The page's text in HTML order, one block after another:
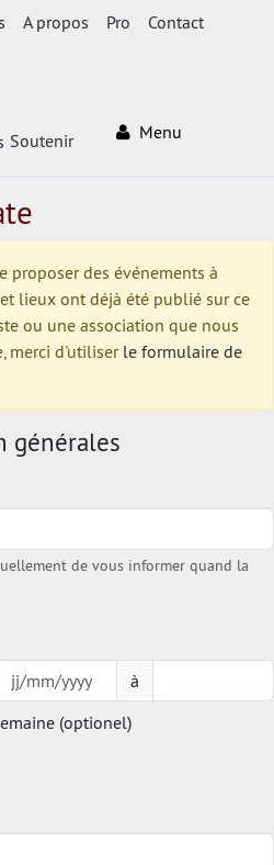
A propos Pro Contact
Soutenir Menu
proposer des événements à
lieux ont déjà été publié sur ce
ou une association que nous
merci d'utiliser le formulaire de
générales
de vous informer quand la
à
(optionel)